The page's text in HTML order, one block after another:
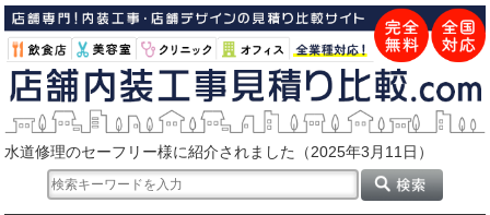
水道修理のセーフリー様に紹介されました（2025年3月11日）